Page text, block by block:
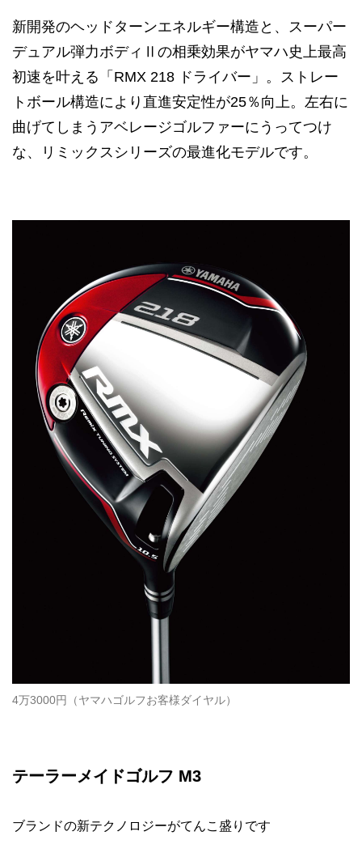
新開発のヘッドターンエネルギー構造と、スーパー
デュアル弾力ボディⅡの相乗効果がヤマハ史上最高
初速を叶える「RMX 218 ドライバー」。ストレー
トボール構造により直進安定性が25％向上。左右に
曲げてしまうアベレージゴルファーにうってつけ
な、リミックスシリーズの最進化モデルです。
4万3000円（ヤマハゴルフお客様ダイヤル）
テーラーメイドゴルフ M3
ブランドの新テクノロジーがてんこ盛りです